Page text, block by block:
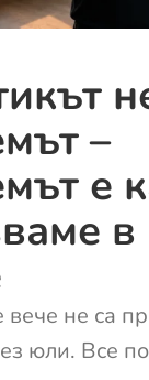
–
е
в
не са
юли. Все